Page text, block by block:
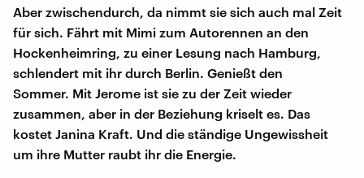
Aber zwischendurch, da nimmt sie sich auch mal Zeit
für sich. Fährt mit Mimi zum Autorennen an den
Hockenheimring, zu einer Lesung nach Hamburg,
schlendert mit ihr durch Berlin. Genießt den
Sommer. Mit Jerome ist sie zu der Zeit wieder
zusammen, aber in der Beziehung kriselt es. Das
kostet Janina Kraft. Und die ständige Ungewissheit
um ihre Mutter raubt ihr die Energie.